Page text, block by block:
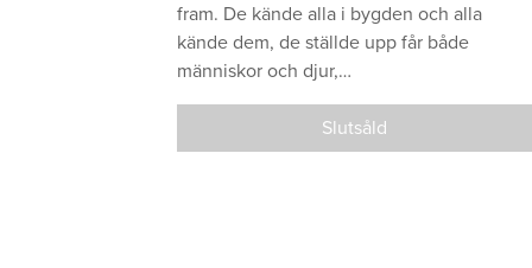
fram. De kände alla i bygden och alla
kände dem, de ställde upp får både
människor och djur,…
Slutsåld